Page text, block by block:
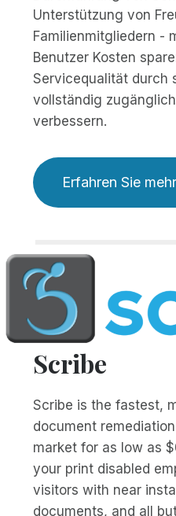
Unterstützung von
Familienmitgliedern -
Benutzer Kosten
Servicequalität durch
vollständig
verbessern.
Erfahren Sie
Scribe
Scribe is the fastest,
document
market for as low as
your print disabled
visitors with near
documents, and all